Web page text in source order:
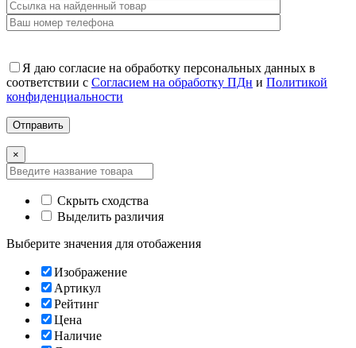
Я даю согласие на обработку персональных данных в
соответствии с Согласием на обработку ПДн и Политикой
конфиденциальности
×
Скрыть сходства
Выделить различия
Выберите значения для отобажения
Изображение
Артикул
Рейтинг
Цена
Наличие